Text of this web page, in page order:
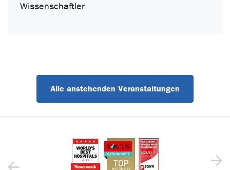
Wissenschaftler
Alle anstehenden Veranstaltungen